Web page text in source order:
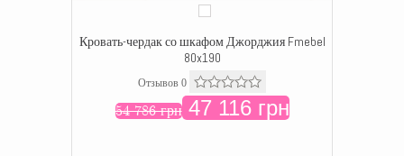
Кровать-чердак со шкафом Джорджия Fmebel
80x190
Отзывов 0
54 786 грн47 116 грн